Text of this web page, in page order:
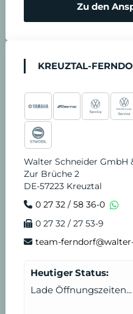
Zu den
KREUZTAL-
Walter Schneider GmbH
Zur Brüche 2
DE-57223 Kreuztal
0 27 32 / 58 36-0
0 27 32 / 27 53-9
team-
Heutiger Status:
Lade Öffnungszeiten...